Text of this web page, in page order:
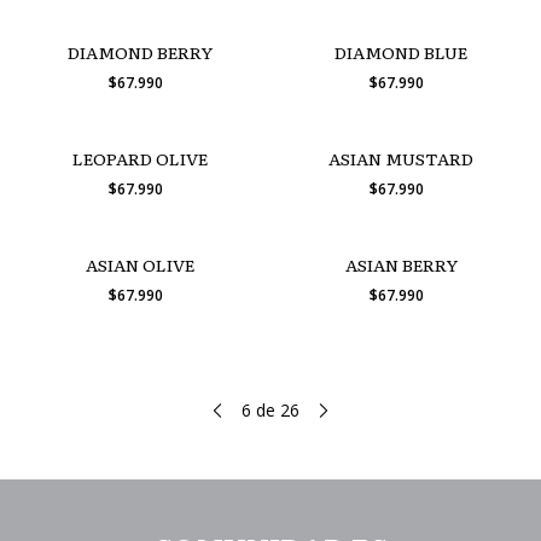
DIAMOND BERRY
$67.990
DIAMOND BLUE
$67.990
LEOPARD OLIVE
$67.990
ASIAN MUSTARD
$67.990
ASIAN OLIVE
$67.990
ASIAN BERRY
$67.990
6 de 26